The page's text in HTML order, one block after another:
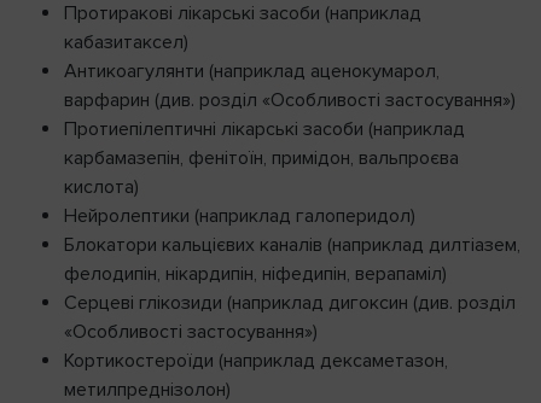
Протиракові лікарські засоби (наприклад
кабазитаксел)
Антикоагулянти (наприклад аценокумарол,
варфарин (див. розділ «Особливості застосування»)
Протиепілептичні лікарські засоби (наприклад
карбамазепін, фенітоїн, примідон, вальпроєва
кислота)
Нейролептики (наприклад галоперидол)
Блокатори кальцієвих каналів (наприклад дилтіазем,
фелодипін, нікардипін, ніфедипін, верапаміл)
Серцеві глікозиди (наприклад дигоксин (див. розділ
«Особливості застосування»)
Кортикостероїди (наприклад дексаметазон,
метилпреднізолон)